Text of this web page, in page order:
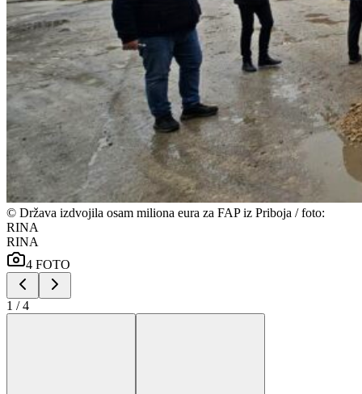
© Država izdvojila osam miliona eura za FAP iz Priboja / foto:
RINA
RINA
4 FOTO
1 /4